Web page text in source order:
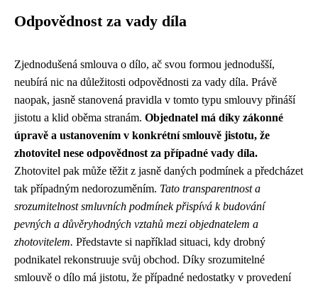
Odpovědnost za vady díla
Zjednodušená smlouva o dílo, ač svou formou jednodušší,
neubírá nic na důležitosti odpovědnosti za vady díla. Právě
naopak, jasně stanovená pravidla v tomto typu smlouvy přináší
jistotu a klid oběma stranám. Objednatel má díky zákonné
úpravě a ustanovením v konkrétní smlouvě jistotu, že
zhotovitel nese odpovědnost za případné vady díla.
Zhotovitel pak může těžit z jasně daných podmínek a předcházet
tak případným nedorozuměním. Tato transparentnost a
srozumitelnost smluvních podmínek přispívá k budování
pevných a důvěryhodných vztahů mezi objednatelem a
zhotovitelem. Představte si například situaci, kdy drobný
podnikatel rekonstruuje svůj obchod. Díky srozumitelné
smlouvě o dílo má jistotu, že případné nedostatky v provedení